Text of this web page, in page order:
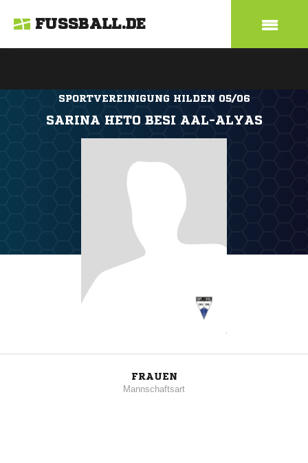
FUSSBALL.DE
SPORTVEREINIGUNG HILDEN 05/06
SARINA HETO BESI AAL-ALYAS
FRAUEN
Mannschaftsart